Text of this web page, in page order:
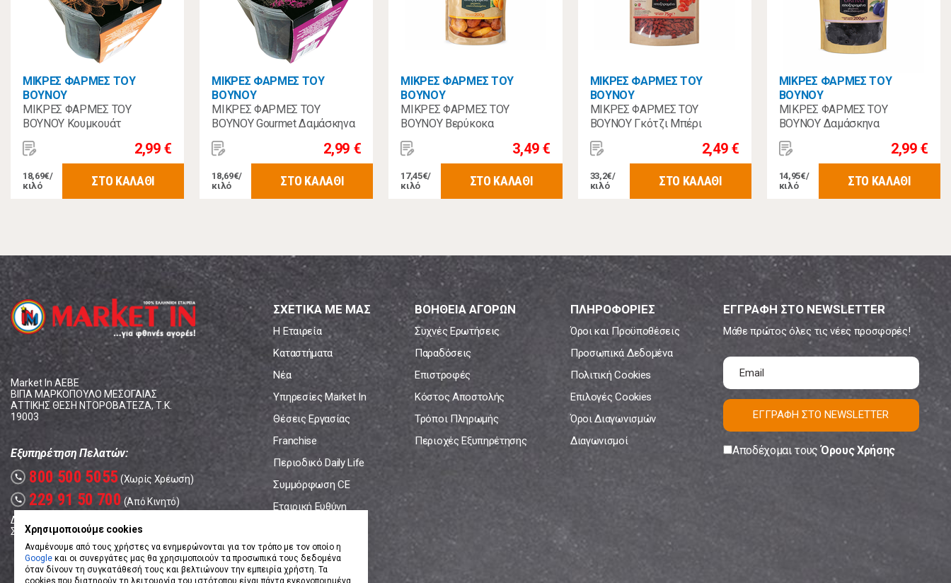
ΜΙΚΡΕΣ ΦΑΡΜΕΣ ΤΟΥ
ΒΟΥΝΟΥ
ΜΙΚΡΕΣ ΦΑΡΜΕΣ ΤΟΥ
ΒΟΥΝΟΥ Κουμκουάτ
Επικάλυψη Μαύρη Σοκολάτα
160γρ
2,99 €
18,69€/
κιλό
ΣΤΟ ΚΑΛΑΘΙ
ΜΙΚΡΕΣ ΦΑΡΜΕΣ ΤΟΥ
ΒΟΥΝΟΥ
ΜΙΚΡΕΣ ΦΑΡΜΕΣ ΤΟΥ
ΒΟΥΝΟΥ Gourmet Δαμάσκηνα
Επικάλυψη Μαύρη Σοκολάτα
160γρ
2,99 €
18,69€/
κιλό
ΣΤΟ ΚΑΛΑΘΙ
ΜΙΚΡΕΣ ΦΑΡΜΕΣ ΤΟΥ
ΒΟΥΝΟΥ
ΜΙΚΡΕΣ ΦΑΡΜΕΣ ΤΟΥ
ΒΟΥΝΟΥ Βερύκοκα
Αποξηραμένα Επανυδατωμένα
200γρ
3,49 €
17,45€/
κιλό
ΣΤΟ ΚΑΛΑΘΙ
ΜΙΚΡΕΣ ΦΑΡΜΕΣ ΤΟΥ
ΒΟΥΝΟΥ
ΜΙΚΡΕΣ ΦΑΡΜΕΣ ΤΟΥ
ΒΟΥΝΟΥ Γκότζι Μπέρι
Αποξηραμένο 75γρ
2,49 €
33,2€/
κιλό
ΣΤΟ ΚΑΛΑΘΙ
ΜΙΚΡΕΣ ΦΑΡΜΕΣ ΤΟΥ
ΒΟΥΝΟΥ
ΜΙΚΡΕΣ ΦΑΡΜΕΣ ΤΟΥ
ΒΟΥΝΟΥ Δαμάσκηνα
Αποξηραμένα Απύρηνα 200γρ
2,99 €
14,95€/
κιλό
ΣΤΟ ΚΑΛΑΘΙ
Market In ΑΕΒΕ
ΒΙΠΑ ΜΑΡΚΟΠΟΥΛΟ ΜΕΣΟΓΑΙΑΣ
ΑΤΤΙΚΗΣ ΘΕΣΗ ΝΤΟΡΟΒΑΤΕΖΑ, Τ.Κ.
19003
Εξυπηρέτηση Πελατών:
call 800 500 5055 (Χωρίς Χρέωση)
call 229 91 50 700 (Από Κινητό)
Δευτέρα - Παρασκευή: 08:00 - 17:00
Σάββατο: 08:00 – 14:00
ΣΧΕΤΙΚΑ ΜΕ ΜΑΣ
Η Εταιρεία
Καταστήματα
Νέα
Υπηρεσίες Market In
Θέσεις Εργασίας
Franchise
Περιοδικό Daily Life
Συμμόρφωση CE
Εταιρική Ευθύνη
ΒΟΗΘΕΙΑ ΑΓΟΡΩΝ
Συχνές Ερωτήσεις
Παραδόσεις
Επιστροφές
Κόστος Αποστολής
Τρόποι Πληρωμής
Περιοχές Εξυπηρέτησης
ΠΛΗΡΟΦΟΡΙΕΣ
Όροι και Προϋποθέσεις
Προσωπικά Δεδομένα
Πολιτική Cookies
Επιλογές Cookies
Όροι Διαγωνισμών
Διαγωνισμοί
ΕΓΓΡΑΦΗ ΣΤΟ NEWSLETTER
Μάθε πρώτος όλες τις νέες προσφορές!
ΕΓΓΡΑΦΗ ΣΤΟ NEWSLETTER
Αποδέχομαι τουςΌρους Χρήσης
Χρησιμοποιούμε cookies
Αναμένουμε από τους χρήστες να ενημερώνονται για τον τρόπο με τον οποίο η
Google και οι συνεργάτες μας θα χρησιμοποιούν τα προσωπικά τους δεδομένα
όταν δίνουν τη συγκατάθεσή τους και βελτιώνουν την εμπειρία χρήστη. Τα
cookies που διατηρούν τη λειτουργία του ιστότοπου είναι πάντα ενεργοποιημένα.